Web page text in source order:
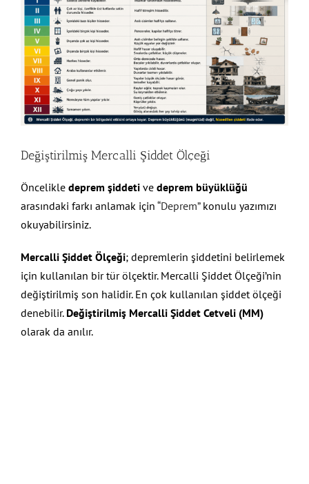
Değiştirilmiş Mercalli Şiddet Ölçeği
Öncelikle deprem şiddeti ve deprem büyüklüğü
arasındaki farkı anlamak için “Deprem”konulu yazımızı
okuyabilirsiniz.
Mercalli Şiddet Ölçeği; depremlerin şiddetini belirlemek
için kullanılan bir tür ölçektir. Mercalli Şiddet Ölçeği’nin
değiştirilmiş son halidir. En çok kullanılan şiddet ölçeği
denebilir. Değiştirilmiş Mercalli Şiddet Cetveli (MM)
olarak da anılır.